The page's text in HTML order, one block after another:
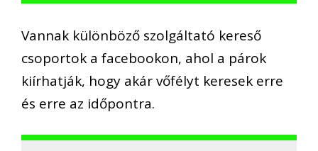
Vannak különböző szolgáltató kereső
csoportok a facebookon, ahol a párok
kiírhatják, hogy akár vőfélyt keresek erre
és erre az időpontra.